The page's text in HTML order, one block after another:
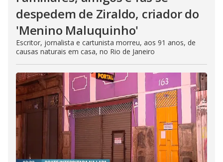
despedem de Ziraldo, criador do
'Menino Maluquinho'
Escritor, jornalista e cartunista morreu, aos 91 anos, de
causas naturais em casa, no Rio de Janeiro